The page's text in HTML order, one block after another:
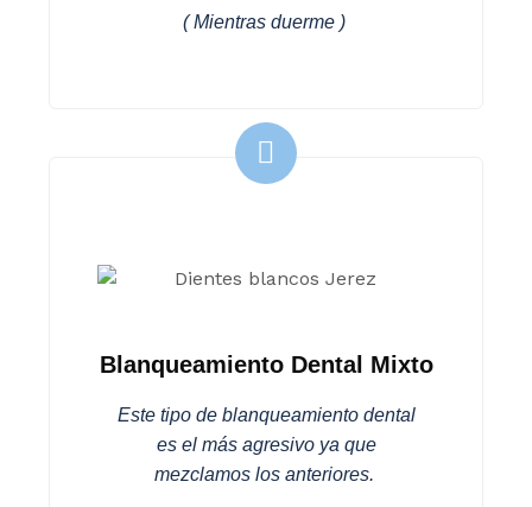
( Mientras duerme )
Blanqueamiento Dental Mixto
Este tipo de blanqueamiento dental
es el más agresivo ya que
mezclamos los anteriores.